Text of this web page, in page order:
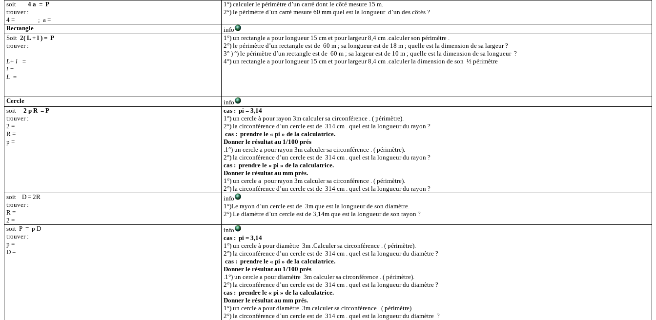
soit
4 a = P
trouver :
4 =
; a =
1°) calculer le périmètre d’un carré dont le côté mesure 15 m.
2°) le périmètre d’un carré mesure 60 mm quel est la longueur d’un des côtés ?
Rectangle
info
Soit 2( L + l ) = P
trouver :
L+ l
=
l =
L =
1°) un rectangle a pour longueur 15 cm et pour largeur 8,4 cm .calculer son périmètre .
2°) le périmètre d’un rectangle est de 60 m ; sa longueur est de 18 m ; quelle est la dimension de sa largeur ?
3° ) °) le périmètre d’un rectangle est de 60 m ; sa largeur est de 10 m ; quelle est la dimension de sa longueur ?
4°) un rectangle a pour longueur 15 cm et pour largeur 8,4 cm .calculer la dimension de son ½ périmètre
Cercle
info
soit
2p R = P
trouver :
2 =
R =
p =
cas : pi = 3,14
1°) un cercle à pour rayon 3m calculer sa circonférence . ( périmètre).
2°) la circonférence d’un cercle est de 314 cm . quel est la longueur du rayon ?
cas : prendre le « pi » de la calculatrice.
Donner le résultat au 1/100 prés
.1°) un cercle a pour rayon 3m calculer sa circonférence . ( périmètre).
2°) la circonférence d’un cercle est de 314 cm . quel est la longueur du rayon ?
cas : prendre le « pi » de la calculatrice.
Donner le résultat au mm prés.
1°) un cercle a pour rayon 3m calculer sa circonférence . ( périmètre).
2°) la circonférence d’un cercle est de 314 cm . quel est la longueur du rayon ?
soit
D = 2R
trouver :
R =
2 =
info
1°)Le rayon d’un cercle est de 3m que est la longueur de son diamètre.
2°) Le diamètre d’un cercle est de 3,14m que est la longueur de son rayon ?
soit P = p D
trouver :
p =
D =
info
cas : pi = 3,14
1°) un cercle à pour diamètre 3m .Calculer sa circonférence . ( périmètre).
2°) la circonférence d’un cercle est de 314 cm . quel est la longueur du diamètre ?
cas : prendre le « pi » de la calculatrice.
Donner le résultat au 1/100 prés
.1°) un cercle a pour diamètre 3m calculer sa circonférence . ( périmètre).
2°) la circonférence d’un cercle est de 314 cm . quel est la longueur du diamètre ?
cas : prendre le « pi » de la calculatrice.
Donner le résultat au mm prés.
1°) un cercle a pour diamètre 3m calculer sa circonférence . ( périmètre).
2°) la circonférence d’un cercle est de 314 cm . quel est la longueur du diamètre ?